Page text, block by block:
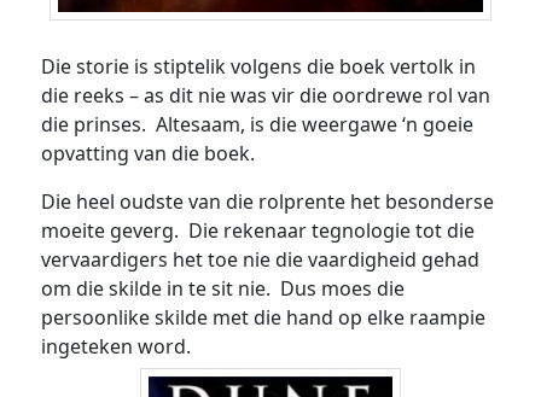
Die storie is stiptelik volgens die boek vertolk in
die reeks – as dit nie was vir die oordrewe rol van
die prinses. Altesaam, is die weergawe ‘n goeie
opvatting van die boek.
Die heel oudste van die rolprente het besonderse
moeite geverg. Die rekenaar tegnologie tot die
vervaardigers het toe nie die vaardigheid gehad
om die skilde in te sit nie. Dus moes die
persoonlike skilde met die hand op elke raampie
ingeteken word.